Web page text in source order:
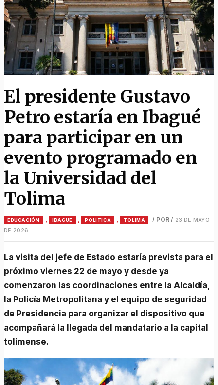
El presidente Gustavo
Petro estaría en Ibagué
para participar en un
evento programado en
la Universidad del
Tolima
EDUCACIÓN IBAGUÉ POLÍTICA TOLIMA / POR / 23 DE MAYO
DE 2026
La visita del jefe de Estado estaría prevista para el
próximo viernes 22 de mayo y desde ya
comenzaron las coordinaciones entre la Alcaldía,
la Policía Metropolitana y el equipo de seguridad
de Presidencia para organizar el dispositivo que
acompañará la llegada del mandatario a la capital
tolimense.